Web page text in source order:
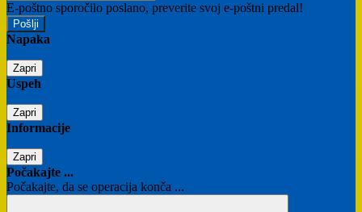
E-poštno sporočilo poslano, preverite svoj e-poštni predal!
Napaka
Zapri
Uspeh
Zapri
Informacije
Zapri
Počakajte ...
Počakajte, da se operacija konča ...